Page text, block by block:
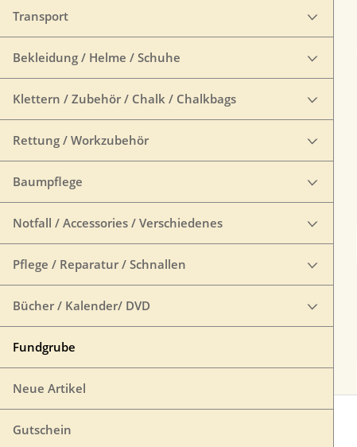
Transport
Bekleidung / Helme / Schuhe
Klettern / Zubehör / Chalk / Chalkbags
Rettung / Workzubehör
Baumpflege
Notfall / Accessories / Verschiedenes
Pflege / Reparatur / Schnallen
Bücher / Kalender/ DVD
Fundgrube
Neue Artikel
Gutschein